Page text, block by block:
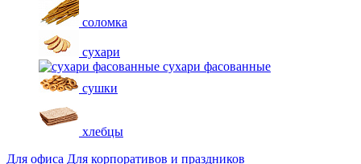
соломка
сухари
сухари фасованные
сушки
хлебцы
Для офиса Для корпоративов и праздников